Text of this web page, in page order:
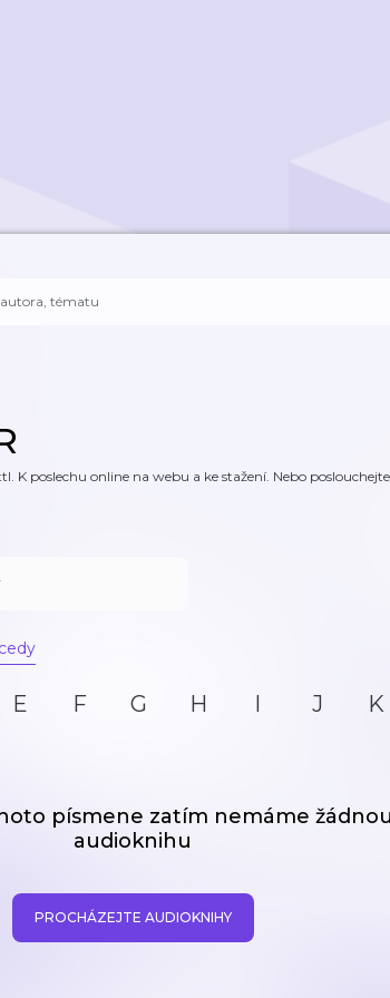
K poslechu online na webu a ke stažení. Nebo
E F G H I J K
písmene zatím nemáme žádnou
audioknihu
PROCHÁZEJTE AUDIOKNIHY